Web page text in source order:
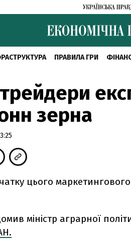
ПРАВИЛА ГРИ
зерна
цього
міністр аграрної